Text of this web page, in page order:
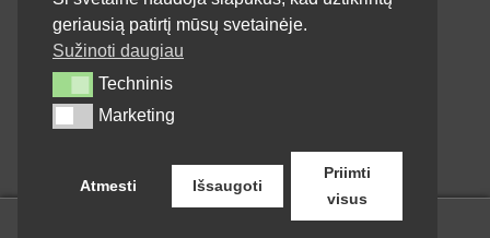
Michelin
Mitas
Pirelli
Shinko
geriausią patirtį mūsų svetainėje.
Sužinoti daugiau
TechninisTechninis
MarketingMarketing
Atmesti Išsaugoti
Priimti
visus